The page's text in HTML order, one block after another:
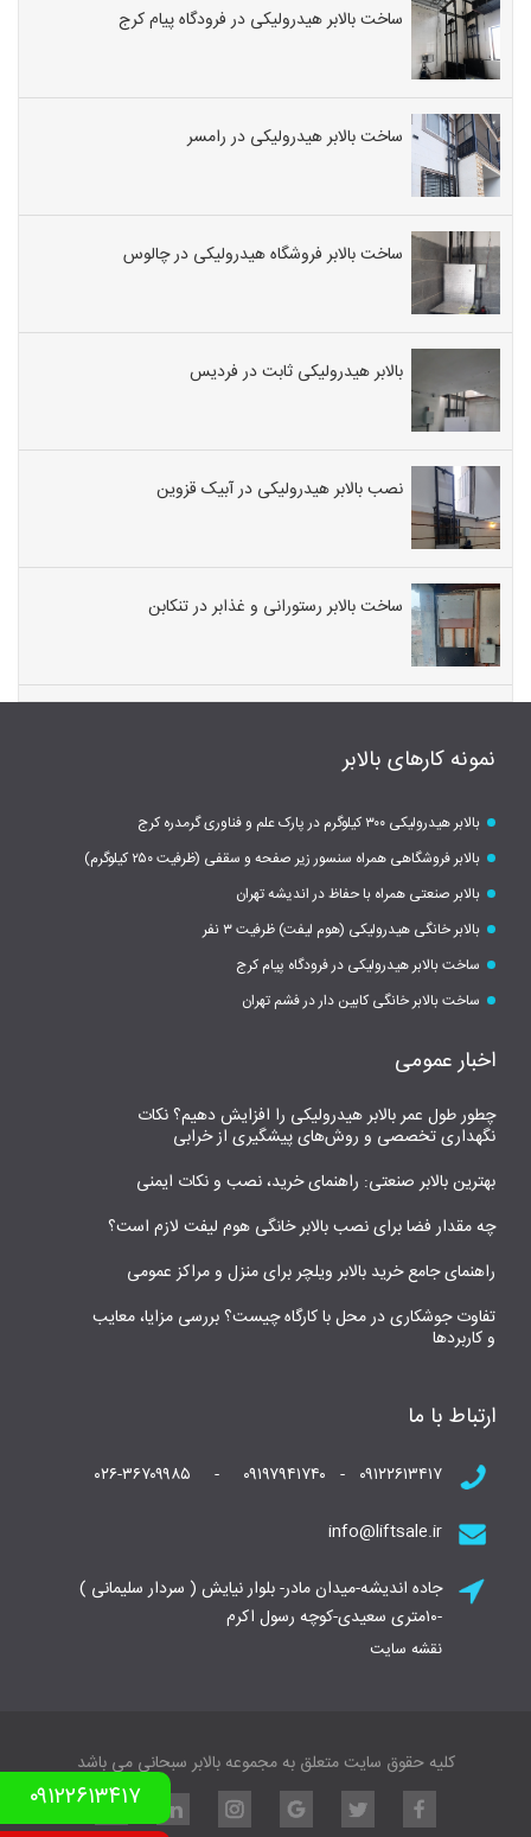
ساخت بالابر هیدرولیکی در فرودگاه پیام کرج
ساخت بالابر هیدرولیکی در رامسر
ساخت بالابر فروشگاه هیدرولیکی در چالوس
بالابر هیدرولیکی ثابت در فردیس
نصب بالابر هیدرولیکی در آبیک قزوین
ساخت بالابر رستورانی و غذابر در تنکابن
نمونه کارهای بالابر
بالابر هیدرولیکی ۳۰۰ کیلوگرم در پارک علم و فناوری گرمدره کرج
بالابر فروشگاهی همراه سنسور زیر صفحه و سقفی (ظرفیت ۲۵۰ کیلوگرم)
بالابر صنعتی همراه با حفاظ در اندیشه تهران
بالابر خانگی هیدرولیکی (هوم لیفت) ظرفیت ۳ نفر
ساخت بالابر هیدرولیکی در فرودگاه پیام کرج
ساخت بالابر خانگی کابین دار در فشم تهران
اخبار عمومی
چطور طول عمر بالابر هیدرولیکی را افزایش دهیم؟ نکات
نگهداری تخصصی و روش‌های پیشگیری از خرابی
بهترین بالابر صنعتی: راهنمای خرید، نصب و نکات ایمنی
چه مقدار فضا برای نصب بالابر خانگی هوم لیفت لازم است؟
راهنمای جامع خرید بالابر ویلچر برای منزل و مراکز عمومی
تفاوت جوشکاری در محل با کارگاه چیست؟ بررسی مزایا، معایب
و کاربردها
ارتباط با ما
۰۹۱۲۲۶۱۳۴۱۷ - ۰۹۱۹۷۹۴۱۷۴۰ - ۰۲۶-۳۶۷۰۹۹۸۵
info@liftsale.ir
جاده اندیشه-میدان مادر- بلوار نیایش ( سردار سلیمانی )
-۱۰متری سعیدی-کوچه رسول اکرم
نقشه سایت
۰۹۱۲۲۶۱۳۴۱۷
کلیه حقوق سایت متعلق به مجموعه بالابر سبحانی می باشد